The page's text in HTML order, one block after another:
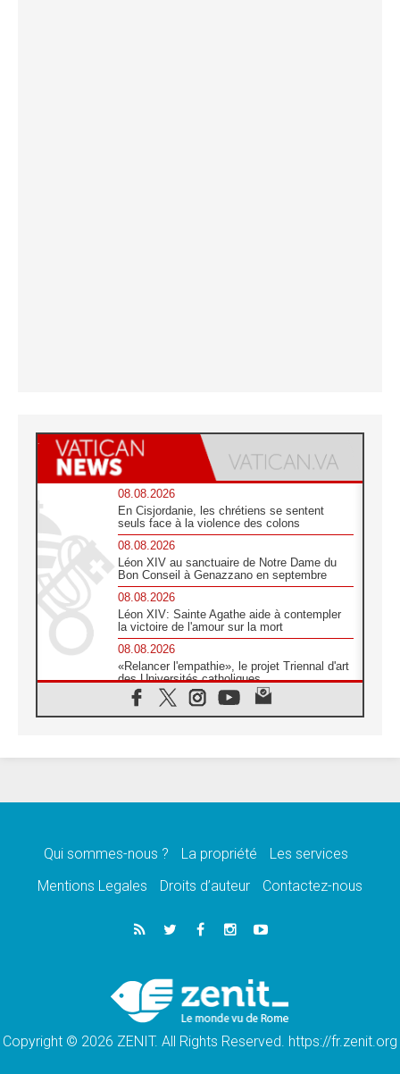
08.08.2026
En Cisjordanie, les chrétiens se sentent
seuls face à la violence des colons
08.08.2026
Léon XIV au sanctuaire de Notre Dame du
Bon Conseil à Genazzano en septembre
08.08.2026
Léon XIV: Sainte Agathe aide à contempler
la victoire de l'amour sur la mort
08.08.2026
«Relancer l'empathie», le projet Triennal d'art
des Universités catholiques
08.08.2026
Signis 2026, donner la parole aux religieuses
07.08.2026
07.08.2026
de l'Assomption et mémoire nationale
«La paix commence par l'empathie» estime
le cardinal Parolin
En Colombie, «la paix ne s'achète pas avec
une signature»
Qui sommes-nous ? La propriété
Les services
Mentions Legales
Droits d’auteur Contactez-nous
Copyright © 2026 ZENIT. All Rights Reserved. https://fr.zenit.org